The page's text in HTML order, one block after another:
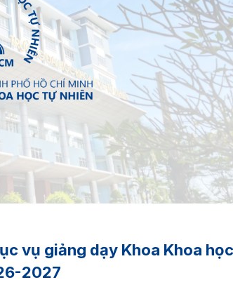
vụ giảng dạy Khoa Khoa học
2027